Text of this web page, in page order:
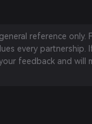
reference only.
every partnership.
feedback and will